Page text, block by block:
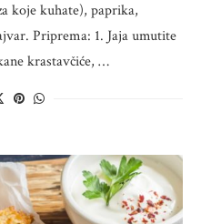
koje kuhate), paprika,
Priprema: 1. Jaja umutite
krastavčiće, …